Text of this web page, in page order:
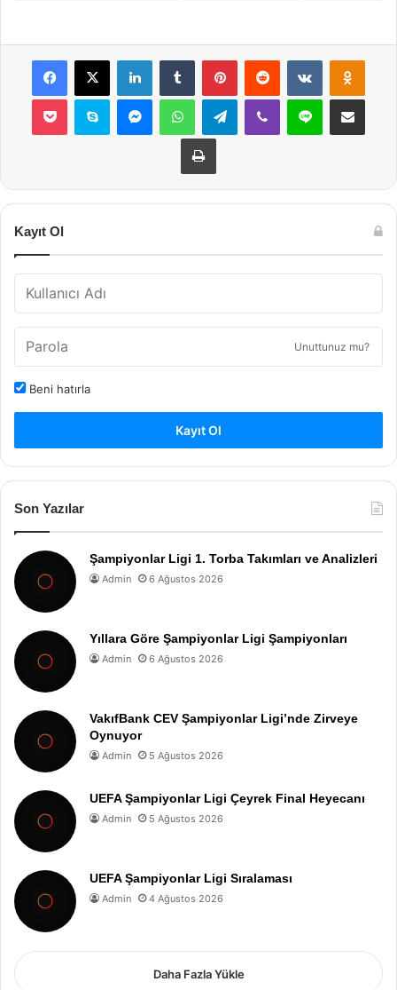
Facebook
X LinkedInTumblr PinterestReddit VKontakte
Pocket Skype MessengerWhatsAppTelegramViber Line E-Posta ile
Yazdır
Kayıt Ol
Unuttunuz mu?
Beni hatırla
Kayıt Ol
Son Yazılar
Şampiyonlar Ligi 1. Torba Takımları ve Analizleri
Admin 6 Ağustos 2026
Yıllara Göre Şampiyonlar Ligi Şampiyonları
Admin 6 Ağustos 2026
VakıfBank CEV Şampiyonlar Ligi’nde Zirveye
Oynuyor
Admin 5 Ağustos 2026
UEFA Şampiyonlar Ligi Çeyrek Final Heyecanı
Admin 5 Ağustos 2026
UEFA Şampiyonlar Ligi Sıralaması
Admin 4 Ağustos 2026
Daha Fazla Yükle